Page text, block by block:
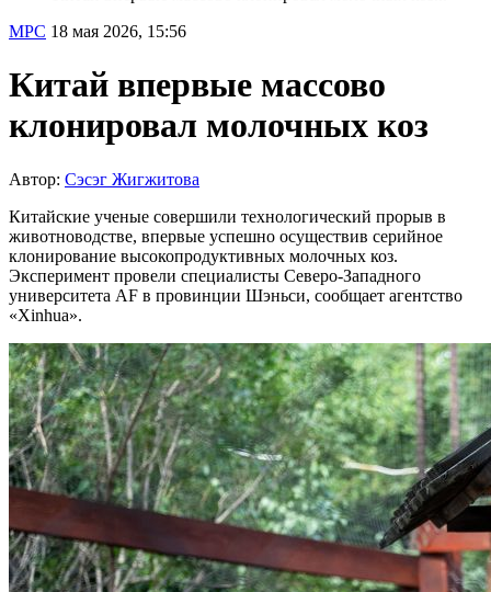
МРС 18 мая 2026, 15:56
Китай впервые массово
клонировал молочных коз
Автор: Сэсэг Жигжитова
Китайские ученые совершили технологический прорыв в
животноводстве, впервые успешно осуществив серийное
клонирование высокопродуктивных молочных коз.
Эксперимент провели специалисты Северо-Западного
университета AF в провинции Шэньси, сообщает агентство
«Xinhua».